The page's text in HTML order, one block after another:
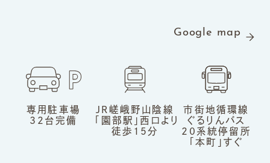
Google map
専用駐車場
32台完備
JR嵯峨野山陰線
「園部駅」 西口より
徒歩15分
市街地循環線
ぐるりんバス
20系統停留所
「本町」すぐ